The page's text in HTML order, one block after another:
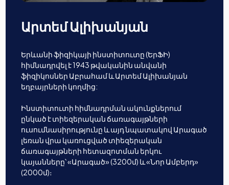
Արտեմ Ալիխանյան
Երևանի ֆիզիկայի ինստիտուտը (ԵրՖԻ)
հիմնադրվել է 1943 թվականին անվանի
ֆիզիկոսներ Աբրահամ և Արտեմ Ալիխանյան
եղբայրների կողմից:
Ինստիտուտի հիմնադրման ակունքներում
ընկած է տիեզերական ճառագայթների
ուսումնասիրությունը և այդ նպատակով Արագած
լեռան վրա կառուցված տիեզերական
ճառագայթների հետազոտման երկու
կայանները՝ «Արագած» (3200մ) և «Նոր Ամբերդ»
(2000մ)։